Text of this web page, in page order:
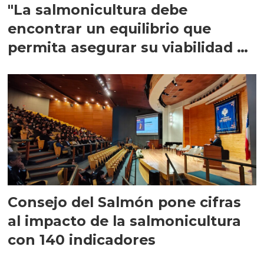
"La salmonicultura debe
encontrar un equilibrio que
permita asegurar su viabilidad de
Consejo del Salmón pone cifras
al impacto de la salmonicultura
con 140 indicadores